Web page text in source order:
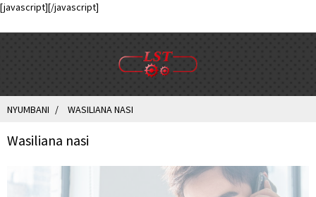
[javascript][/javascript]
NYUMBANI WASILIANA NASI
Wasiliana nasi